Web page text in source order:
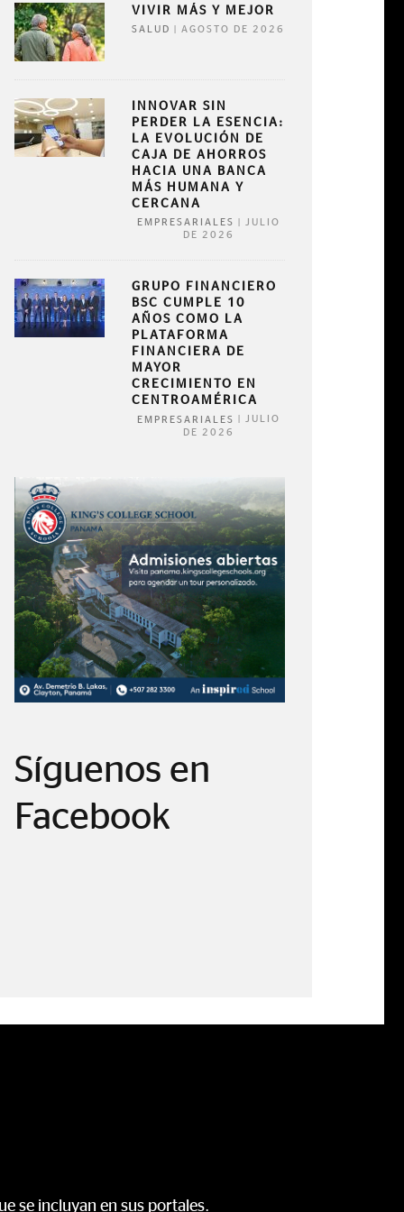
VIVIR MÁS Y MEJOR
SALUD AGOSTO DE 2026
INNOVAR SIN
PERDER LA ESENCIA:
LA EVOLUCIÓN DE
CAJA DE AHORROS
HACIA UNA BANCA
MÁS HUMANA Y
CERCANA
EMPRESARIALES
JULIO
DE 2026
GRUPO FINANCIERO
BSC CUMPLE 10
AÑOS COMO LA
PLATAFORMA
FINANCIERA DE
MAYOR
CRECIMIENTO EN
CENTROAMÉRICA
EMPRESARIALES
JULIO
DE 2026
Síguenos en
Facebook
se incluyan en sus portales.